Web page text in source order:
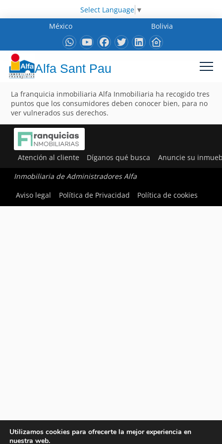
Select Language ▼
México
Bolivia
Alfa Sant Pau
La franquicia inmobiliaria Alfa Inmobiliaria ha recogido tres
puntos que los consumidores deben conocer bien, para no
ver vulnerados sus derechos.
Atención al cliente Díganos qué busca Anuncie su
Inmobiliaria de Administradores Alfa
Aviso legal
Política de Privacidad Política de cookies
Utilizamos cookies para ofrecerte la mejor experiencia en
nuestra web.